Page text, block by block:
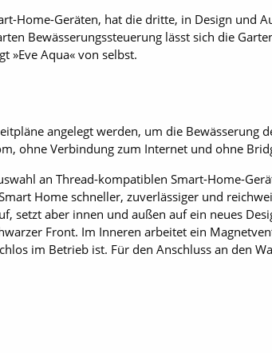
Home-Geräten, hat die dritte, in Design und
Bewässerungssteuerung lässt sich die
»Eve Aqua« von selbst.
angelegt werden, um die Bewässerung
ohne Verbindung zum Internet und ohne
an Thread-kompatiblen Smart-Home-
Home schneller, zuverlässiger und
setzt aber innen und außen auf ein neues
Front. Im Inneren arbeitet ein
im Betrieb ist. Für den Anschluss an den